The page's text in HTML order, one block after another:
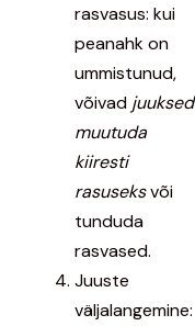
rasvasus: kui
peanahk on
ummistunud,
võivad juuksed
muutuda
kiiresti
rasuseksvõi
tunduda
rasvased.
Juuste
väljalangemine: